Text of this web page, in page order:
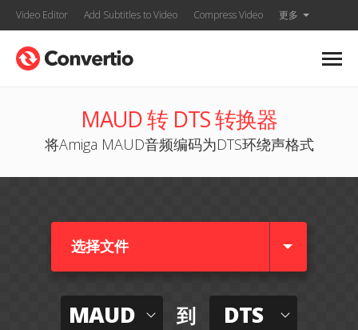
Video Editor Add Subtitles to Video Compress Video 更多
MAUD 转 DTS 转换器
将Amiga MAUD音频编码为DTS环绕声格式
选择文件
MAUD 到 DTS